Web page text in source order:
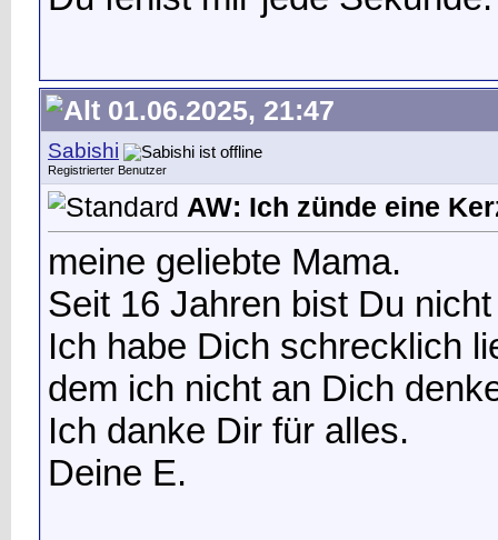
01.06.2025, 21:47
Sabishi
Registrierter Benutzer
AW: Ich zünde eine
meine geliebte Mama.
Seit 16 Jahren bist Du
Ich habe Dich schrecklich
dem ich nicht an Dich
Ich danke Dir für alles.
Deine E.